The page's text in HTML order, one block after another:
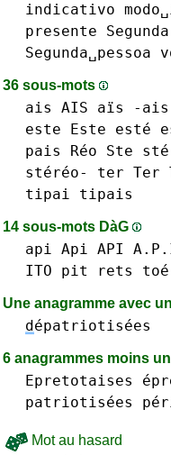
indicativo
presente
Segunda
Segunda␣pessoa
36 sous-mots
ais AIS aïs -ais
este Este esté
pais
Réo Ste
stéréo-
ter Ter
tipai
tipais
14 sous-mots DàG
api Api API
ITO
pit rets toé
Une anagramme avec
dépatriotisées
6 anagrammes moins
Epretotaises
patriotisées
Mot au hasard